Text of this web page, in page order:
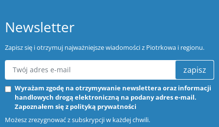
Newsletter
Zapisz się i otrzymuj najważniejsze wiadomości z Piotrkowa i regionu.
zapisz
Wyrażam zgodę na otrzymywanie newslettera oraz informacji
handlowych drogą elektroniczną na podany adres e-mail.
Zapoznałem się z polityką prywatności
Możesz zrezygnować z subskrypcji w każdej chwili.